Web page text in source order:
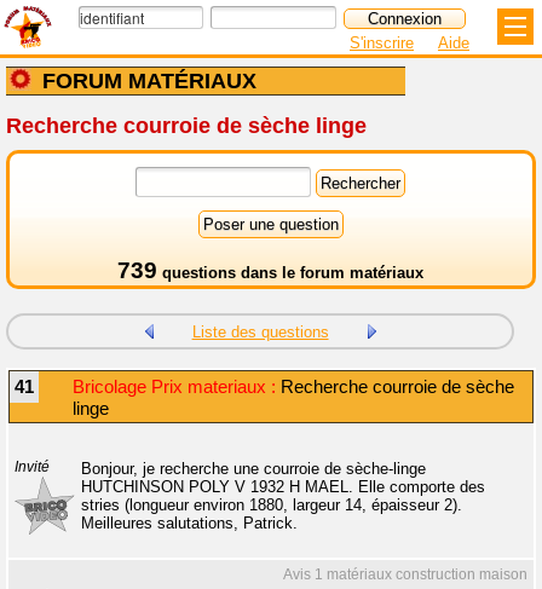
FORUM MATÉRIAUX
S'inscrire Aide
Recherche courroie de sèche linge
739 questions dans le forum matériaux
Liste des questions
41 Bricolage Prix materiaux : Recherche courroie de sèche
linge
Invité
Bonjour, je recherche une courroie de sèche-linge
HUTCHINSON POLY V 1932 H MAEL. Elle comporte des
stries (longueur environ 1880, largeur 14, épaisseur 2).
Meilleures salutations, Patrick.
Avis 1 matériaux construction maison